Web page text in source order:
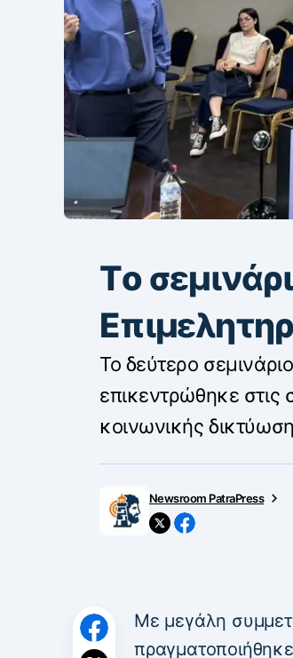
Tο
Το δεύτερο
επικεντρώθηκε
κοινωνικής
Newsroom PatraPress
Με μεγάλη